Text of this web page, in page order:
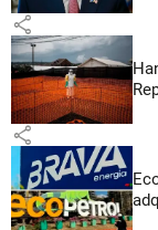
share
share